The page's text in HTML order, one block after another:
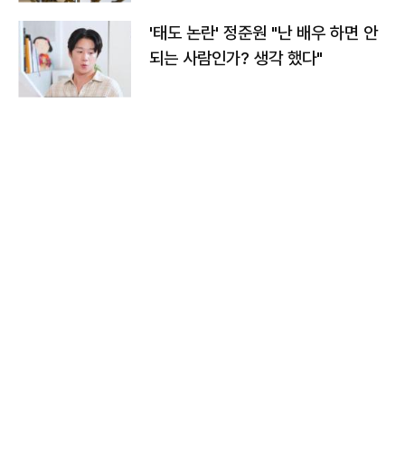
'태도 논란' 정준원 "난 배우 하면 안
되는 사람인가? 생각 했다"